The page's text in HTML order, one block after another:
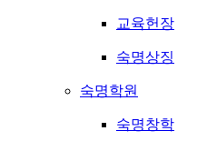
교육헌장
숙명상징
숙명학원
숙명창학